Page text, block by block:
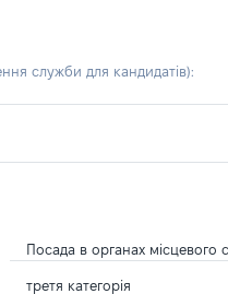
служби для кандидатів):
Посада в органах місцевого
третя категорія